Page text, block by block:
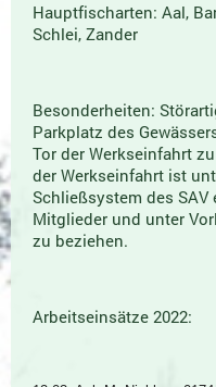
Hauptfischarten: Aal,
Schlei, Zander
Besonderheiten:
Parkplatz des
Tor der Werkseinfahrt
der Werkseinfahrt ist
Schließsystem des
Mitglieder und unter
zu beziehen.
Arbeitseinsätze 2022: